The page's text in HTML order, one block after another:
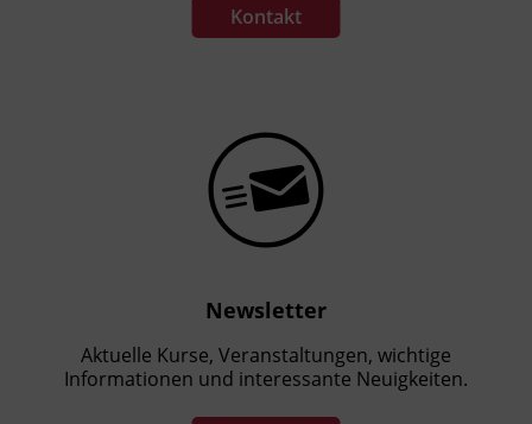
Fortbildungsstunde laut GuKG)
Kontakt
Newsletter
Aktuelle Kurse, Veranstaltungen, wichtige
Informationen und interessante Neuigkeiten.